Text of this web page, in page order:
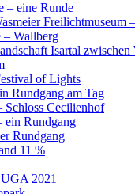
– eine Runde
Freilichtmuseum
– Wallberg
Isartal
of Lights
Rundgang am Tag
Schloss Cecilienhof
ein Rundgang
Rundgang
11 %
2021